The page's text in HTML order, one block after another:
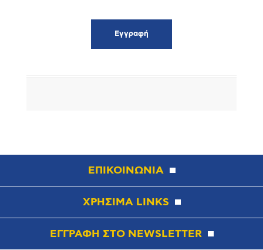
ΕΠΙΚΟΙΝΩΝΙΑ
ΧΡΗΣΙΜΑ LINKS
ΕΓΓΡΑΦΗ ΣΤΟ NEWSLETTER